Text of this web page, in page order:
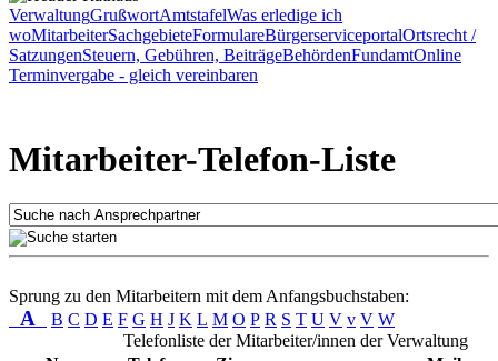
VerwaltungGrußwortAmtstafelWas erledige ich
woMitarbeiterSachgebieteFormulareBürgerserviceportalOrtsrecht /
SatzungenSteuern, Gebühren, BeiträgeBehördenFundamtOnline
Terminvergabe - gleich vereinbaren
Mitarbeiter-Telefon-Liste
Sprung zu den Mitarbeitern mit dem Anfangsbuchstaben:
A B C D E F G H J K L M O P R S T U V v V W
Telefonliste der Mitarbeiter/innen der Verwaltung